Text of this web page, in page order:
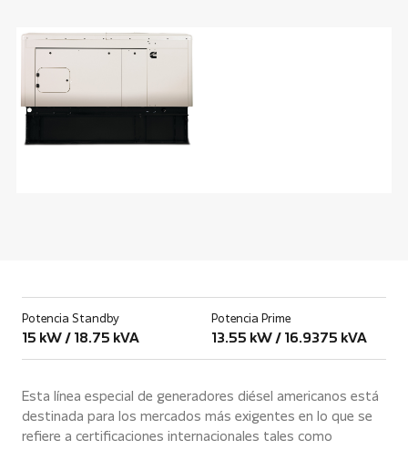
Potencia Standby
15 kW / 18.75 kVA
Potencia Prime
13.55 kW / 16.9375 kVA
Esta línea especial de generadores diésel americanos está
destinada para los mercados más exigentes en lo que se
refiere a certificaciones internacionales tales como